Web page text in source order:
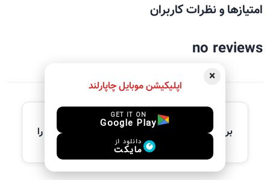
امتیازها و نظرات کاربران
no reviews
آخرین آگهی های فعال
برای مشاهده جزئیات کامل، لطفاً آگهی مورد نظر را
انتخاب کنید
×
اپلیکیشن موبایل چاپارلند
GET IT ON
Google Play
دانلود از
مایکت